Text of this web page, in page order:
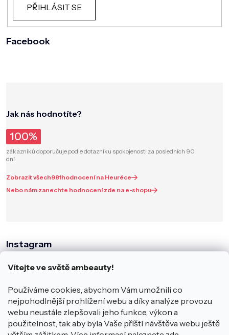
Vítejte ve světě ambeauty!
Používáme cookies, abychom Vám umožnili co
nejpohodlnější prohlížení webu a díky analýze provozu
webu neustále zlepšovali jeho funkce, výkon a
použitelnost, tak aby byla Vaše příští návštěva webu ještě
PŘIHLÁSIT SE
Facebook
Jak nás hodnotíte?
100%
zákazníků doporučuje podle dotazníku spokojenosti za posledních 90
dní
Zobrazit všech981hodnocení na Heuréce
Nebo nám zanechte hodnocení zde na e-shopu
Instagram